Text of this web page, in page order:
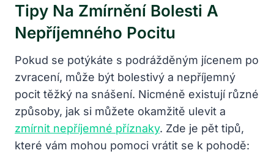
Tipy Na Zmírnění Bolesti A
Nepříjemného Pocitu
Pokud ⁢se potýkáte s podrážděným jícenem po
zvracení, může být bolestivý a nepříjemný
pocit těžký na snášení. Nicméně existují různé
způsoby, jak si můžete okamžitě ulevit a
zmírnit nepříjemné příznaky. ⁢Zde​ je pět tipů,
které vám mohou pomoci vrátit ‌se k pohodě: